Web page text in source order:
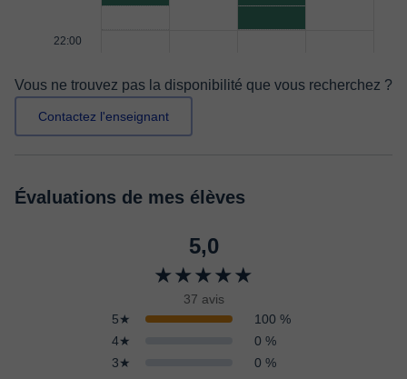
22:00
Vous ne trouvez pas la disponibilité que vous recherchez ?
Contactez l'enseignant
Évaluations de mes élèves
5,0
★★★★★
37 avis
5★
100 %
4★
0 %
3★
0 %